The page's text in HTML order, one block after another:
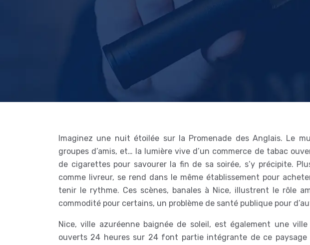
Imaginez une nuit étoilée sur la Promenade des Anglais. Le
groupes d’amis, et… la lumière vive d’un commerce de tabac
de cigarettes pour savourer la fin de sa soirée, s’y précipite.
comme livreur, se rend dans le même établissement pour
tenir le rythme. Ces scènes, banales à Nice, illustrent le rôle
commodité pour certains, un problème de santé publique pour
Nice, ville azuréenne baignée de soleil, est également une
ouverts 24 heures sur 24 font partie intégrante de ce